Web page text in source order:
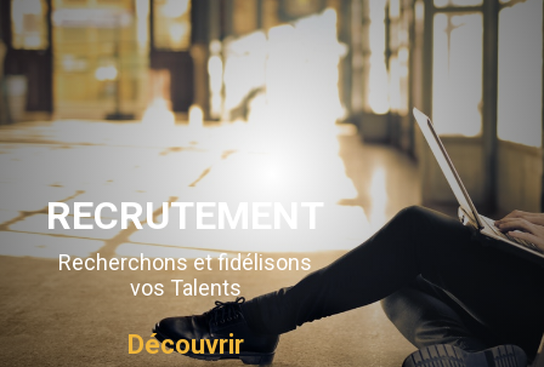
RECRUTEMENT
Recherchons et fidélisons
vos Talents
Découvrir